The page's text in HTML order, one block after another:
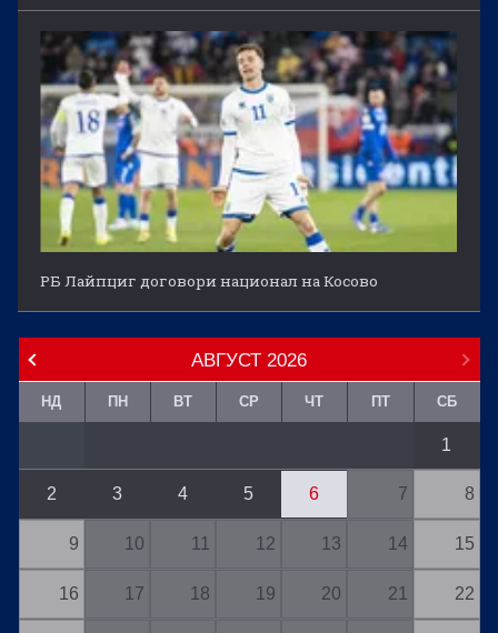
РБ Лайпциг договори национал на Косово
АВГУСТ 2026
НД ПН ВТ СР ЧТ ПТ СБ
1
2 3 4 5 6 7 8
9 10 11 12 13 14 15
16 17 18 19 20 21 22